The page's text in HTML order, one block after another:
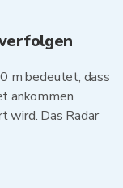
m bedeutet, dass
ankommen
wird. Das Radar